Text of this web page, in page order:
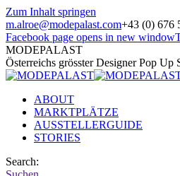
Zum Inhalt springen
m.alroe@modepalast.com+43 (0) 676
Facebook page opens in new window
MODEPALAST
Österreichs grösster Designer Pop Up
ABOUT
MARKTPLÄTZE
AUSSTELLERGUIDE
STORIES
Search: